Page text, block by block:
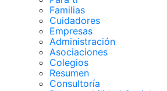
Familias
Cuidadores
Empresas
Administración
Asociaciones
Colegios
Resumen
Consultoría